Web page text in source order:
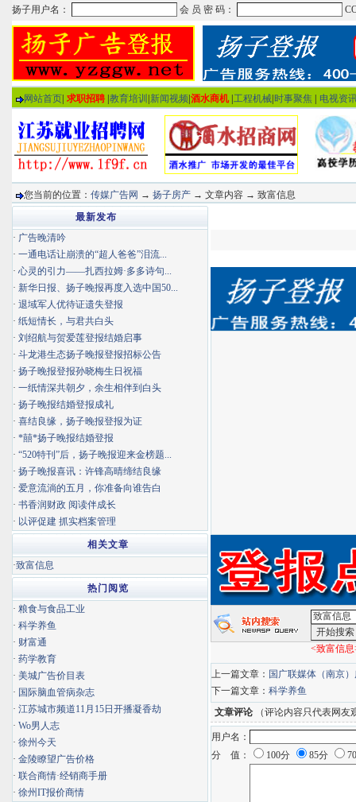
网站首页 求职招聘 教育培训 新闻视频 酒水商机 工程机械 时事聚焦 电视资
您当前的位置： 传媒广告网 → 扬子房产 → 文章内容 → 致富信息
<致富信
上一篇文章： 国广联媒体（南京
下一篇文章： 科学养鱼
文章评论 （评论内容只代表网友
用户名：
分 值：
100分 85分
最新发布
· 广告晚清吟
· 一通电话让崩溃的“超人爸爸”泪流...
· 心灵的引力——扎西拉姆·多多诗句...
· 新华日报、扬子晚报再度入选中国50...
· 退域军人优待证遗失登报
· 纸短情长，与君共白头
· 刘绍航与贺爱莲登报结婚启事
· 斗龙港生态扬子晚报登报招标公告
· 扬子晚报登报孙晓梅生日祝福
· 一纸情深共朝夕，余生相伴到白头
· 扬子晚报结婚登报成礼
· 喜结良缘，扬子晚报登报为证
· *囍*扬子晚报结婚登报
· “520特刊”后，扬子晚报迎来金榜题...
· 扬子晚报喜讯：许锋高晴缔结良缘
· 爱意流淌的五月，你准备向谁告白
· 书香润财政 阅读伴成长
· 以评促建 抓实档案管理
相关文章
·致富信息
热门阅览
· 粮食与食品工业
· 科学养鱼
· 财富通
· 药学教育
· 美城广告价目表
· 国际脑血管病杂志
· 江苏城市频道11月15日开播凝香劫
· Wo男人志
· 徐州今天
· 金陵瞭望广告价格
· 联合商情·经销商手册
· 徐州IT报价商情